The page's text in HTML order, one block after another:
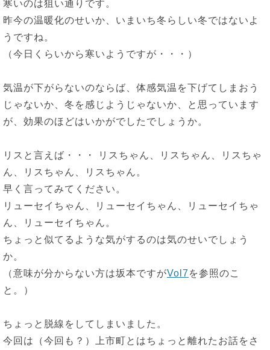
寒いのは狙い通りです。
昨今の温暖化のせいか、いまいち冬らしい冬ではないよ
うですね。
（今日くらいから寒いようですが・・・）
気温が下がらないのならば、体感気温を下げてしまおう
じゃないか、冬を感じようじゃないか、と思っています
が、効果のほどはいかがでしたでしょうか。
リスと言えば・・・ リスちゃん、リスちゃん、リスちゃ
ん、リスちゃん、リスちゃん。
早く言ってみてください。
リューセイちゃん、リューセイちゃん、リューセイちゃ
ん、リューセイちゃん。
ちょっと似てるような気がするのは気のせいでしょう
か。
（意味が分からない方は坂本ですがVol7 を参照のこ
と。）
ちょっと脱線をしてしまいました。
今回は（今回も？）上市町とはちょっと離れたお話をさ